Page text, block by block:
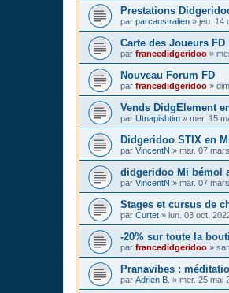
Prestations
par parcaustralien » jeu. 14
Carte des Joueurs FD
par francedidgeridoo »
Nouveau Forum FD
par francedidgeridoo »
Vends DidgElement
par Utnapishtim » mer. 15
Didgeridoo STIX en
par VincentN » mar. 07
didgeridoo Mi bémol
par VincentN » mar. 07
Stages et cursus de
par Curtet » lun. 03 oct.
-20% sur toute la
par francedidgeridoo »
Pranavibes :
par Adrien B. » mer. 25 mai